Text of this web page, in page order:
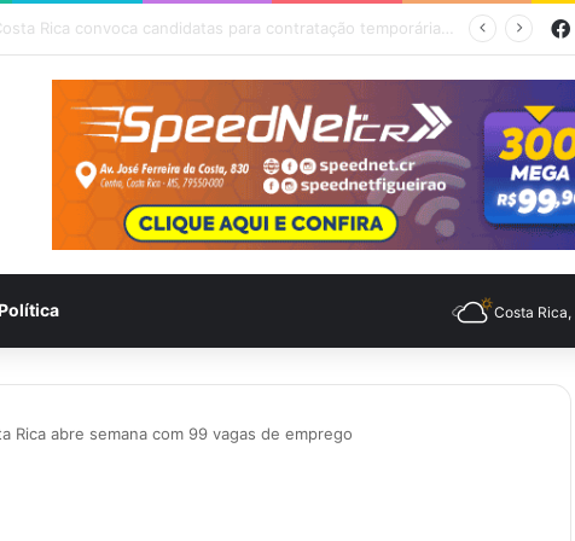
Tempo para Costa Rica nesta quinta-feira (6)
Costa Rica,
Rica abre semana com 99 vagas de emprego